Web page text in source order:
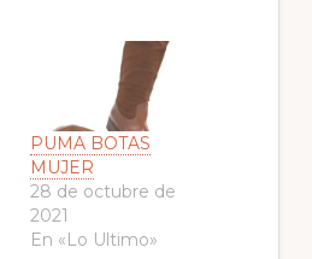
PUMA BOTAS
MUJER
28 de octubre de
2021
En «Lo Ultimo»